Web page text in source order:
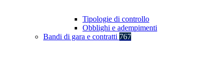
Tipologie di controllo
Obblighi e adempimenti
Bandi di gara e contratti 767